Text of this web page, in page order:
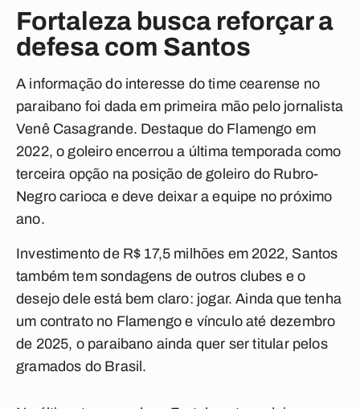
Fortaleza busca reforçar a
defesa com Santos
A informação do interesse do time cearense no
paraibano foi dada em primeira mão pelo jornalista
Venê Casagrande. Destaque do Flamengo em
2022, o goleiro encerrou a última temporada como
terceira opção na posição de goleiro do Rubro-
Negro carioca e deve deixar a equipe no próximo
ano.
Investimento de R$ 17,5 milhões em 2022, Santos
também tem sondagens de outros clubes e o
desejo dele está bem claro: jogar. Ainda que tenha
um contrato no Flamengo e vínculo até dezembro
de 2025, o paraibano ainda quer ser titular pelos
gramados do Brasil.